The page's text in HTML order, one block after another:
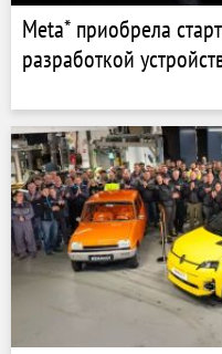
Meta* приобрела
разработкой